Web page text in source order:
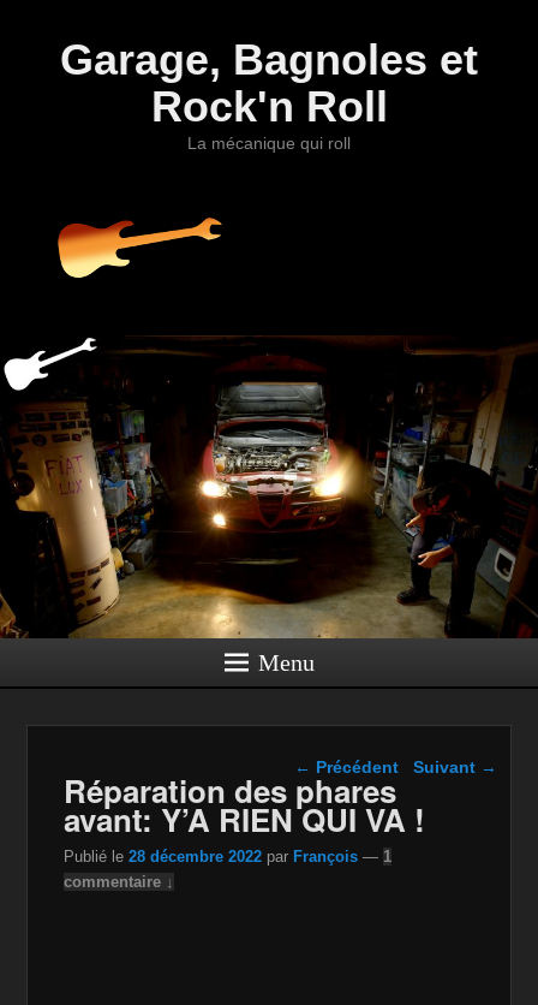
Garage, Bagnoles et
Rock'n Roll
La mécanique qui roll
Menu
Navigation dans les
← Précédent Suivant →
Réparation des phares
avant: Y’A RIEN QUI VA !
Publié le28 décembre 2022 par François — 1
commentaire ↓